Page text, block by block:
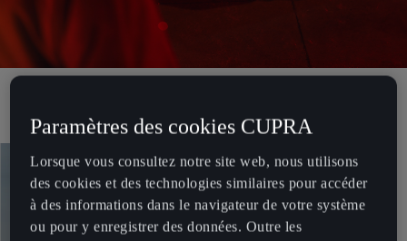
Paramètres des cookies CUPRA
Lorsque vous consultez notre site web, nous utilisons
des cookies et des technologies similaires pour accéder
à des informations dans le navigateur de votre système
ou pour y enregistrer des données. Outre les